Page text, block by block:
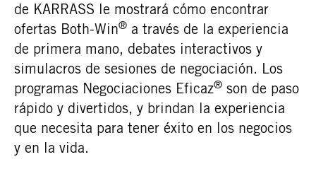
de KARRASS le mostrará cómo encontrar
ofertas Both-Win® a través de la experiencia
de primera mano, debates interactivos y
simulacros de sesiones de negociación. Los
programas Negociaciones Eficaz® son de paso
rápido y divertidos, y brindan la experiencia
que necesita para tener éxito en los negocios
y en la vida.